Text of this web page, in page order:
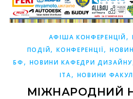
АФІША КОНФЕРЕНЦІЙ,
ПОДІЙ,КОНФЕРЕНЦІЇ,
БФ , НОВИНИ КАФЕДРИ ДИЗАЙНУ
ІТА, НОВИНИ
МІЖНАРОДНИЙ